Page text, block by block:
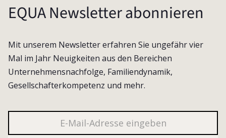
EQUA Newsletter abonnieren
Mit unserem Newsletter erfahren Sie ungefähr vier
Mal im Jahr Neuigkeiten aus den Bereichen
Unternehmensnachfolge, Familiendynamik,
Gesellschafterkompetenz und mehr.